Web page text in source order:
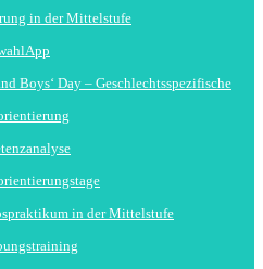
in der Mittelstufe
Boys‘ Day – Geschlechtsspezifische
in der Mittelstufe